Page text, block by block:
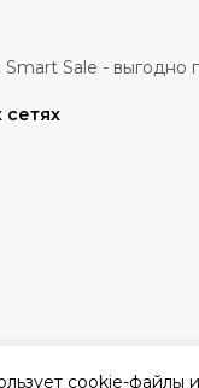
Sale - выгодно
© SMART SALE.Карта
cookie-файлы